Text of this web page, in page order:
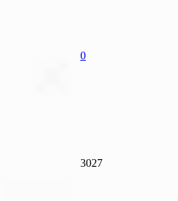
0
3027